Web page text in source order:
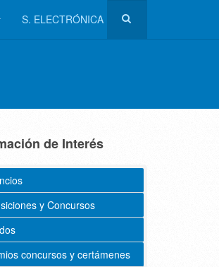
S. ELECTRÓNICA
de Interés
y Concursos
concursos y certámenes